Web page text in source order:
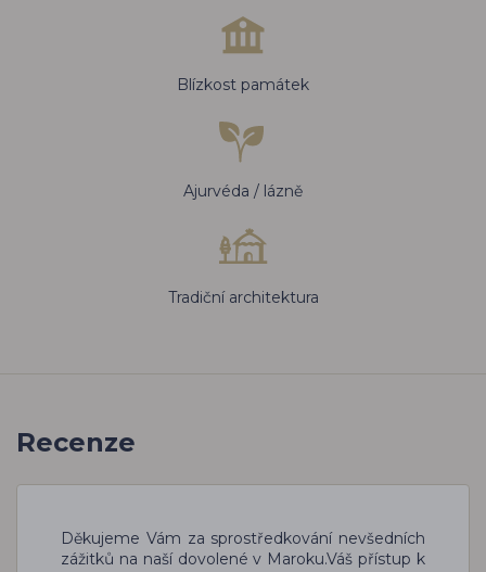
Blízkost památek
Ajurvéda / lázně
Tradiční architektura
Recenze
Děkujeme Vám za sprostředkování nevšedních
zážitků na naší dovolené v Maroku.Váš přístup k